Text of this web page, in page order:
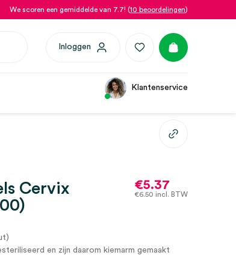
We scoren een gemiddelde van 7.7! (10 beoordelingen)
Inloggen
Klantenservice
Cervix
€5.37
€6.50 incl. BTW
en zijn daarom kiemarm gemaakt